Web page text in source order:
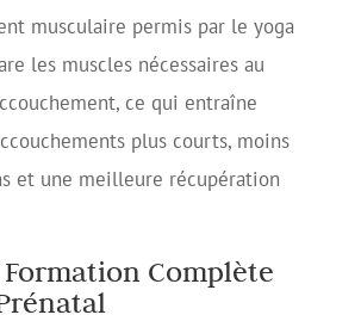
musculaire permis par le yoga
les muscles nécessaires au
ce qui entraîne
plus courts, moins
et une meilleure récupération
Formation Complète